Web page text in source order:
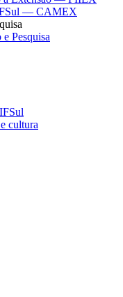
IFSul — CAMEX
Pesquisa
cultura